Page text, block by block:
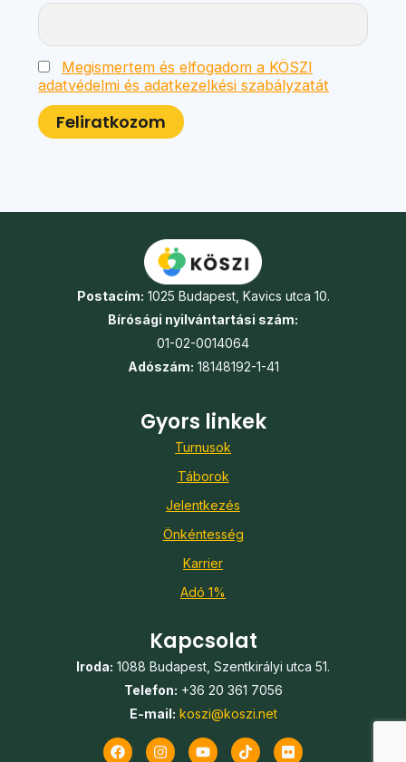
Megismertem és elfogadom a KÖSZI
adatvédelmi és adatkezelkési szabályzatát
Postacím: 1025 Budapest, Kavics utca 10.
Bírósági nyilvántartási szám:
01-02-0014064
Adószám: 18148192-1-41
Gyors linkek
Turnusok
Táborok
Jelentkezés
Önkéntesség
Karrier
Adó 1%
Kapcsolat
Iroda: 1088 Budapest, Szentkirályi utca 51.
Telefon: +36 20 361 7056
E-mail: koszi@koszi.net